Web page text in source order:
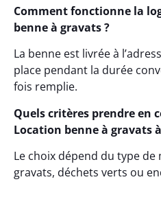
Comment fonctionne la
benne à gravats ?
La benne est livrée à
place pendant la durée
fois remplie.
Quels critères prendre en
Location benne à gravats
Le choix dépend du type de
gravats, déchets verts ou